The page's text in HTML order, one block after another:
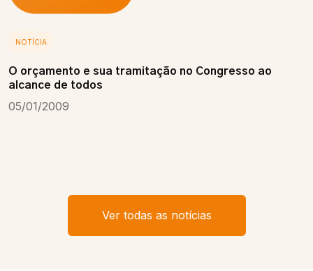
NOTÍCIA
O orçamento e sua tramitação no Congresso ao
alcance de todos
05/01/2009
Ver todas as notícias